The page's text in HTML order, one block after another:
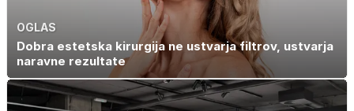
OGLAS
Dobra estetska kirurgija ne ustvarja filtrov, ustvarja
naravne rezultate